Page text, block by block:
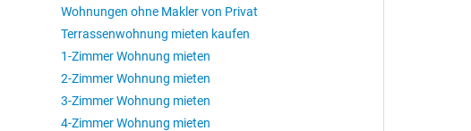
Wohnungen ohne Makler von Privat
Terrassenwohnung mieten kaufen
1-Zimmer Wohnung mieten
2-Zimmer Wohnung mieten
3-Zimmer Wohnung mieten
4-Zimmer Wohnung mieten